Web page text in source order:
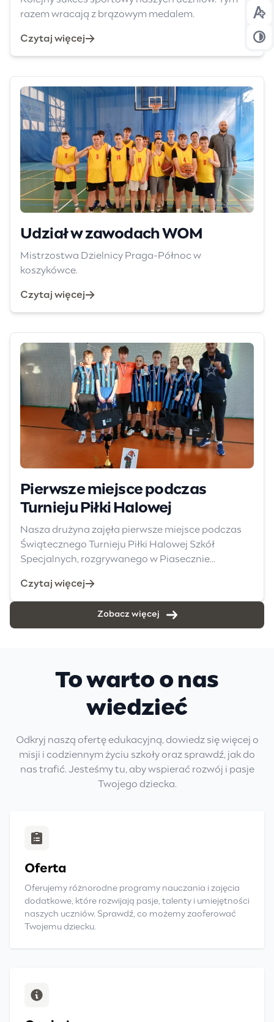
razem wracają z brązowym medalem.
Czytaj więcej
Udział w zawodach WOM
Mistrzostwa Dzielnicy Praga-Północ w
koszykówce.
Czytaj więcej
Pierwsze miejsce podczas
Turnieju Piłki Halowej
Nasza drużyna zajęła pierwsze miejsce podczas
Świątecznego Turnieju Piłki Halowej Szkół
Specjalnych, rozgrywanego w Piasecznie...
Czytaj więcej
Zobacz więcej
To warto o nas
wiedzieć
Odkryj naszą ofertę edukacyjną, dowiedz się więcej o
misji i codziennym życiu szkoły oraz sprawdź, jak do
nas trafić. Jesteśmy tu, aby wspierać rozwój i pasje
Twojego dziecka.
Oferta
Oferujemy różnorodne programy nauczania i zajęcia
dodatkowe, które rozwijają pasje, talenty i umiejętności
naszych uczniów. Sprawdź, co możemy zaoferować
Twojemu dziecku.